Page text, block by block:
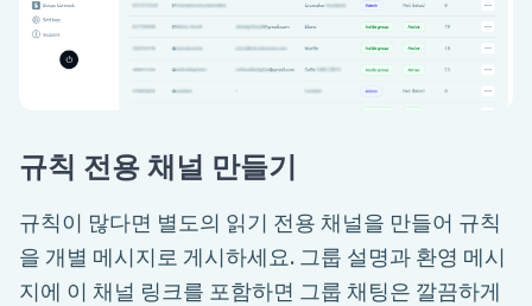
규칙 전용 채널 만들기
규칙이 많다면 별도의 읽기 전용 채널을 만들어 규칙
을 개별 메시지로 게시하세요. 그룹 설명과 환영 메시
지에 이 채널 링크를 포함하면 그룹 채팅은 깔끔하게